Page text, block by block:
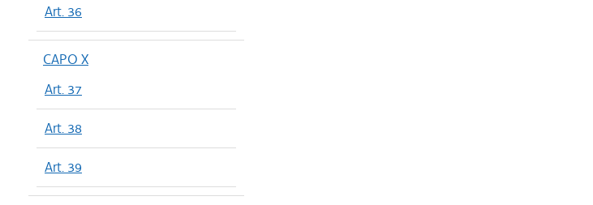
Art. 36
CAPO X
Art. 37
Art. 38
Art. 39